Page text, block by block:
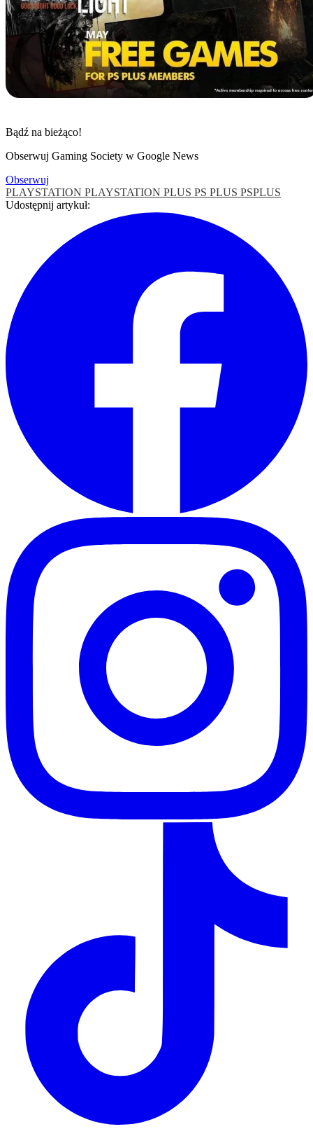
Bądź na bieżąco!
Obserwuj Gaming Society w Google News
Obserwuj
PLAYSTATION PLAYSTATION PLUS PS PLUS PSPLUS
Udostępnij artykuł: